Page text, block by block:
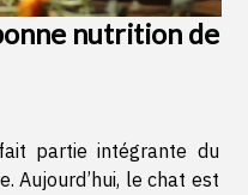
nutrition de
partie intégrante du
Aujourd’hui, le chat est